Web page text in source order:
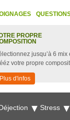
PROPRE
jusqu’à 6 mix
votre propre
Plus d'infos
Stress